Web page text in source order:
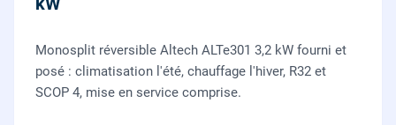
Monosplit réversible Altech ALTe301 3,2 kW fourni et
posé : climatisation l'été, chauffage l'hiver, R32 et
SCOP 4, mise en service comprise.